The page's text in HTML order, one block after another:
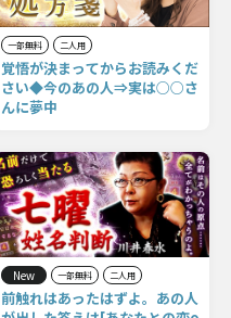
一部無料 二人用
覚悟が決まってからお読みくだ
さい◆今のあの人⇒実は○○さ
んに夢中
New 一部無料 二人用
前触れはあったはずよ。あの人